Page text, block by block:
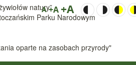
natury”
Parku Narodowym
oparte na zasobach przyrody"
A +A +A